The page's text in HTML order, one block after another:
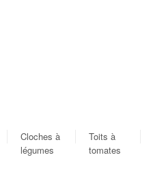
Cloches à
légumes
Toits à
tomates